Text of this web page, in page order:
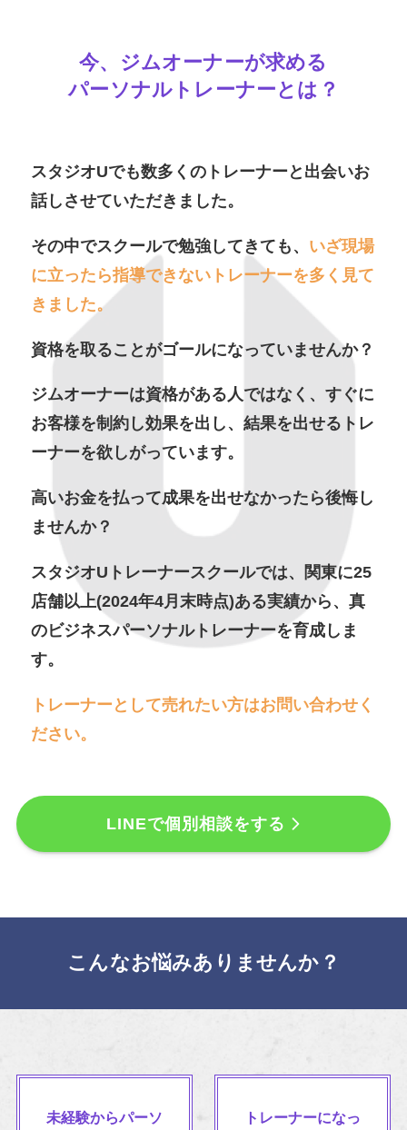
今、ジムオーナーが求める
パーソナルトレーナーとは？
スタジオUでも数多くのトレーナーと出会いお
話しさせていただきました。
その中でスクールで勉強してきても、 いざ現場
に立ったら指導できないトレーナーを多く見て
きました。
資格を取ることがゴールになっていませんか？
ジムオーナーは資格がある人ではなく、すぐに
お客様を制約し効果を出し、結果を出せるトレ
ーナーを欲しがっています。
高いお金を払って成果を出せなかったら後悔し
ませんか？
スタジオUトレーナースクールでは、関東に25
店舗以上(2024年4月末時点)ある実績から、真
のビジネスパーソナルトレーナーを育成しま
す。
トレーナーとして売れたい方はお問い合わせく
ださい。
LINEで個別相談をする
こんなお悩みありませんか？
未経験からパーソ
トレーナーになっ